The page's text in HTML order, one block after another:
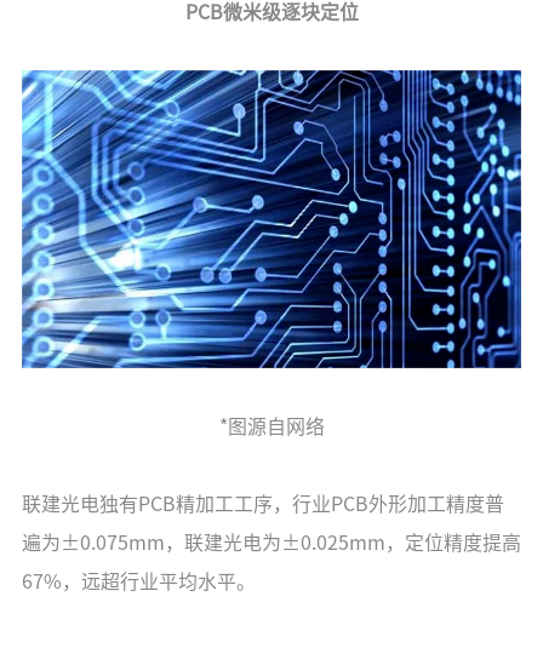
PCB微米级逐块定位
*图源自网络
联建光电独有PCB精加工工序，行业PCB外形加工精度普
遍为±0.075mm，联建光电为±0.025mm，定位精度提高
67%，远超行业平均水平。